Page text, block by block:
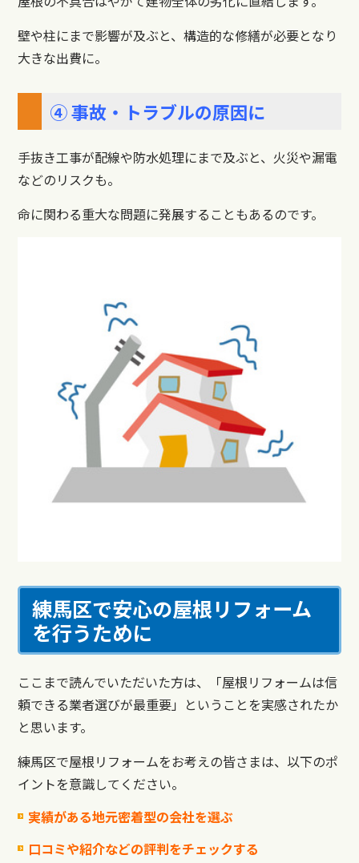
壁や柱にまで影響が及ぶと、構造的な修繕が必要となり
大きな出費に。
④ 事故・トラブルの原因に
手抜き工事が配線や防水処理にまで及ぶと、火災や漏電
などのリスクも。
命に関わる重大な問題に発展することもあるのです。
練馬区で安心の屋根リフォーム
を行うために
ここまで読んでいただいた方は、「屋根リフォームは信
頼できる業者選びが最重要」ということを実感されたか
と思います。
練馬区で屋根リフォームをお考えの皆さまは、以下のポ
イントを意識してください。
実績がある地元密着型の会社を選ぶ
口コミや紹介などの評判をチェックする